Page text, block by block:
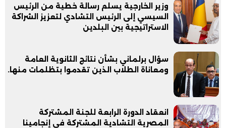
وزير الخارجية يسلم رسالة خطية من الرئيس
السيسي إلى الرئيس التشادي لتعزيز الشراكة
الاستراتيجية بين البلدين
سؤال برلماني بشأن نتائج الثانوية العامة
ومعاناة الطلاب الذين تقدموا بتظلمات منها.
انعقاد الدورة الرابعة للجنة المشتركة
المصرية التشادية المشتركة في إنجامينا